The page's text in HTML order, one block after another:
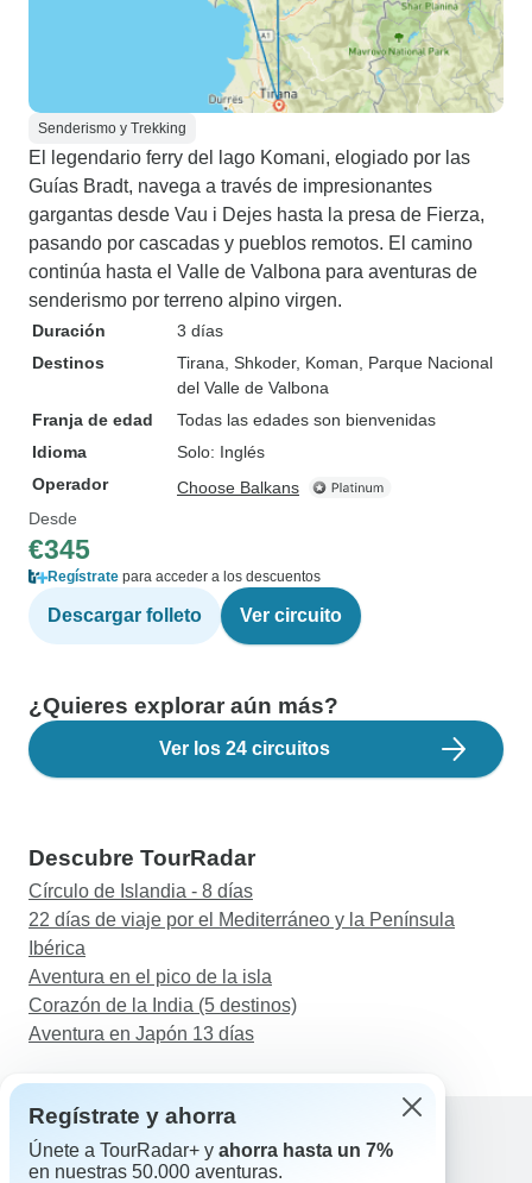
Senderismo y Trekking
El legendario ferry del lago Komani, elogiado por las
Guías Bradt, navega a través de impresionantes
gargantas desde Vau i Dejes hasta la presa de Fierza,
pasando por cascadas y pueblos remotos. El camino
continúa hasta el Valle de Valbona para aventuras de
senderismo por terreno alpino virgen.
Duración
3 días
Destinos
Tirana , Shkoder, Koman , Parque Nacional
del Valle de Valbona
Franja de edad
Todas las edades son bienvenidas
Idioma
Solo: Inglés
Operador
Choose Balkans
Desde
€345
Regístrate para acceder a los descuentos
Descargar folleto Ver circuito
¿Quieres explorar aún más?
Ver los 24 circuitos
Descubre TourRadar
Círculo de Islandia - 8 días
22 días de viaje por el Mediterráneo y la Península
Ibérica
Aventura en el pico de la isla
Corazón de la India (5 destinos)
Aventura en Japón 13 días
Ayuda
Regístrate y ahorra
Únete a TourRadar+ y ahorra hasta un 7%
en nuestras 50.000 aventuras.